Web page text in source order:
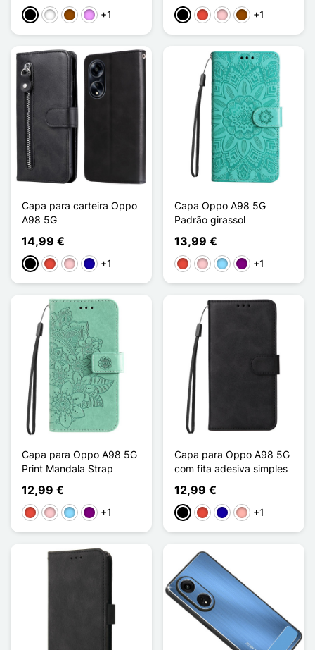
PretoBrancoCastanhoVioleta ligeira
+1 PretoVermelho
RosaCastanho
+1
Capa para carteira Oppo
A98 5G
14,99 €
PretoVermelho
RosaAzul Escuro
+1
Capa Oppo A98 5G
Padrão girassol
13,99 €
Vermelho
RosaAzul Claro
Púrpura
+1
Capa para Oppo A98 5G
Print Mandala Strap
12,99 €
Vermelho
RosaAzul Claro
Púrpura
+1
Capa para Oppo A98 5G
com fita adesiva simples
12,99 €
PretoVermelhoAzul Escuro
Ouro rosa
+1